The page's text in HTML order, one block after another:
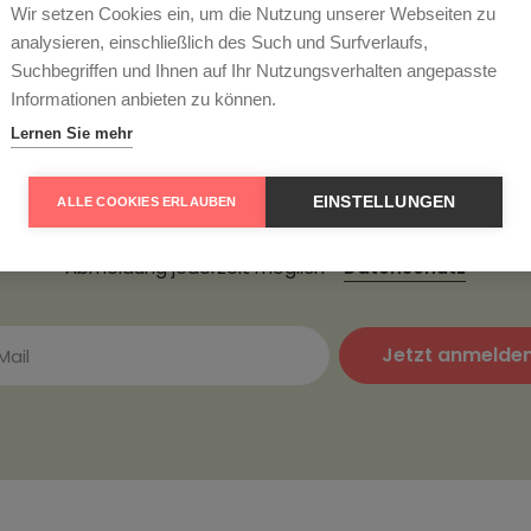
abonnieren und
ein. Als Dankeschön erhalten Sie einen 5€ Gutschein
Bestellung. Mindestbestellwert 85€, nur einmal pro
Abmeldung jederzeit möglich -Datenschutz
Jetzt
Wir setzen Cookies ein, um die Nutzung unserer Webseiten zu
analysieren, einschließlich des Such und Surfverlaufs,
Suchbegriffen und Ihnen auf Ihr Nutzungsverhalten angepasste
Informationen anbieten zu können.
Lernen Sie mehr
ALLE COOKIES ERLAUBEN EINSTELLUNGEN